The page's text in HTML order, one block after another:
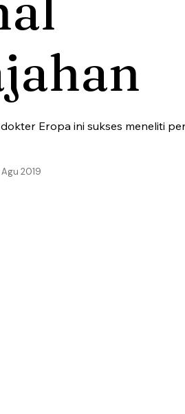
Eropa ini sukses meneliti
2019